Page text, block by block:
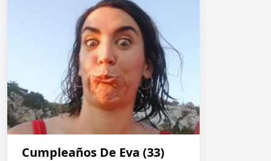
Cumpleaños De Eva (33)